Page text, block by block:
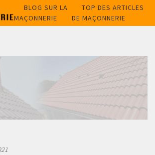
BLOG SUR LA
MAÇONNERIE
TOP DES ARTICLES
DE MAÇONNERIE